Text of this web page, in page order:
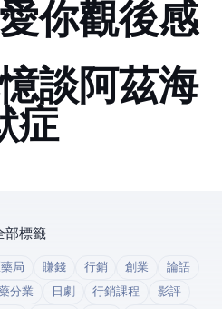
你觀後感
-談阿茲海
症
部標籤
局 賺錢 行銷 創業
論語
分業 日劇 行銷課程
影評